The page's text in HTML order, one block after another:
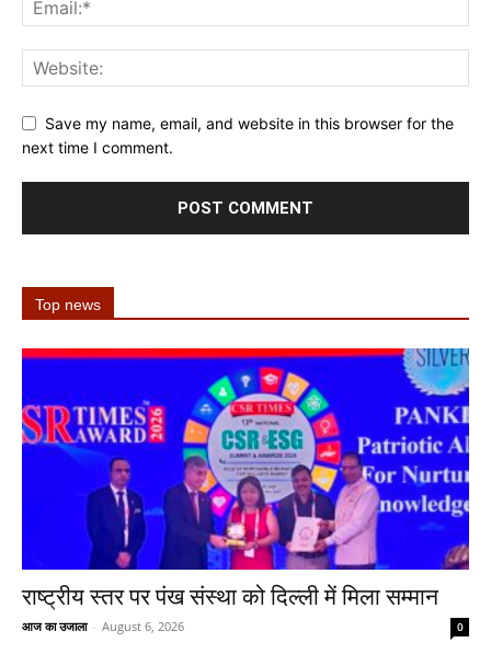
Save my name, email, and website in this browser for the
next time I comment.
Top news
राष्ट्रीय स्तर पर पंख संस्था को दिल्ली में मिला सम्मान
आज का उजाला - August 6, 2026 0